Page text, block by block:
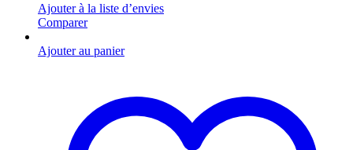
Ajouter à la liste d’envies
Comparer
Ajouter au panier